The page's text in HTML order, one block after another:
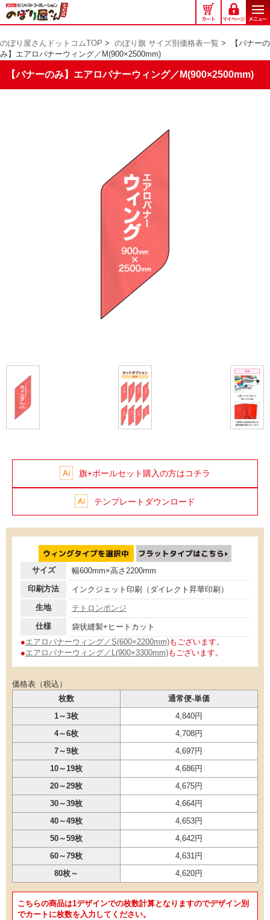
の
ぼ
屋
さ
のぼり屋さんドットコムTOP > のぼり旗 サイズ別価格表一覧 >
【バナーの
み】エアロバナーウィング／M(900×2500mm)
【バナーのみ】エアロバナーウィング／M(900×2500mm)
旗+ポールセット購入の方はコチラ
テンプレートダウンロード
サイズ
幅600mm×高さ2200mm
印刷方法
インクジェット印刷（ダイレクト昇華印刷）
生地
テトロンポンジ
仕様
袋状縫製+ヒートカット
●エアロバナーウィング／S(600×2200mm)もございます。
●エアロバナーウィング／L(900×3300mm)もございます。
価格表（税込）
枚数
通常便-単価
1～3枚
4,840円
4～6枚
4,708円
7～9枚
4,697円
10～19枚
4,686円
20～29枚
4,675円
30～39枚
4,664円
40～49枚
4,653円
50～59枚
4,642円
60～79枚
4,631円
80枚～
4,620円
こちらの商品は1デザインでの枚数計算となりますのでデザイン別
でカートに枚数を入力してください。